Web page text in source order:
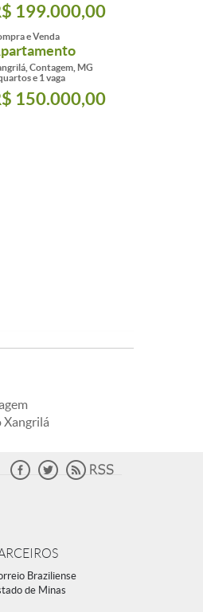
199.000,00
e Venda
Contagem, MG
e 1 vaga
150.000,00
Xangrilá
Braziliense
de Minas